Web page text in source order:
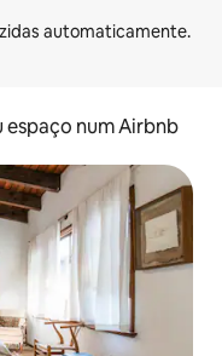
espaço num Airbnb